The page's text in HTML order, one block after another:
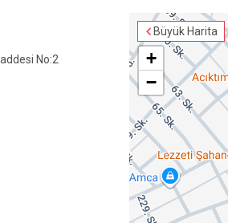
Balışeyh
Büyük Harita
+
−
No:2